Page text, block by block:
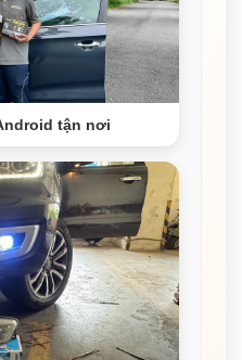
tận nơi